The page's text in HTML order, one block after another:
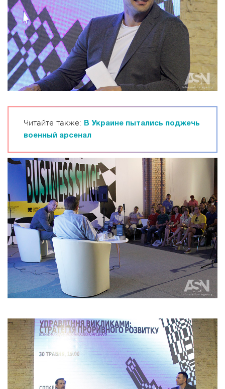
Читайте также:
В Украине пытались поджечь
военный арсенал